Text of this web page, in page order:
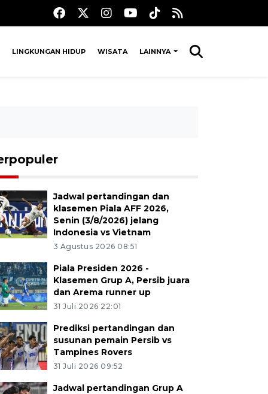
LINGKUNGAN HIDUP WISATA LAINNYA
Jadwal pertandingan dan
klasemen Piala AFF 2026,
Senin (3/8/2026) jelang
Indonesia vs Vietnam
3 Agustus 2026 08:51
Piala Presiden 2026 -
Klasemen Grup A, Persib juara
dan Arema runner up
31 Juli 2026 22:01
Prediksi pertandingan dan
susunan pemain Persib vs
Tampines Rovers
31 Juli 2026 09:52
Jadwal pertandingan Grup A